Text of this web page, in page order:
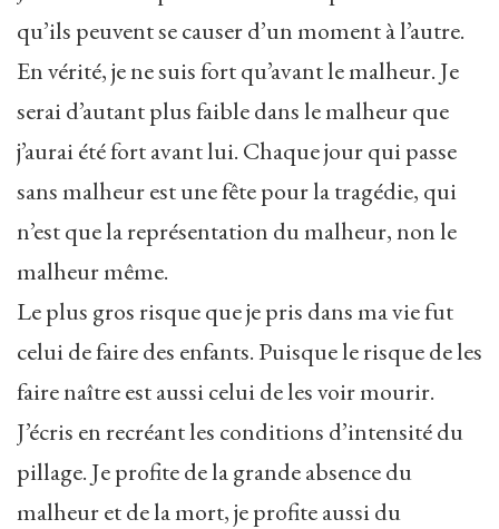
qu’ils peuvent se causer d’un moment à l’autre.
En vérité, je ne suis fort qu’avant le malheur. Je
serai d’autant plus faible dans le malheur que
j’aurai été fort avant lui. Chaque jour qui passe
sans malheur est une fête pour la tragédie, qui
n’est que la représentation du malheur, non le
malheur même.
Le plus gros risque que je pris dans ma vie fut
celui de faire des enfants. Puisque le risque de les
faire naître est aussi celui de les voir mourir.
J’écris en recréant les conditions d’intensité du
pillage. Je profite de la grande absence du
malheur et de la mort, je profite aussi du